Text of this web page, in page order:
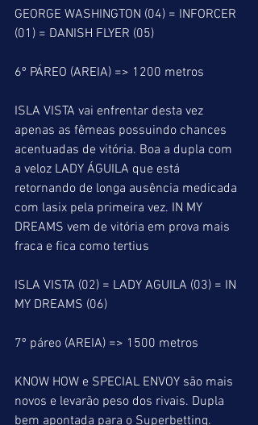
GEORGE WASHINGTON (04) = INFORCER
(01) = DANISH FLYER (05)
6º PÁREO (AREIA) => 1200 metros
ISLA VISTA vai enfrentar desta vez
apenas as fêmeas possuindo chances
acentuadas de vitória. Boa a dupla com
a veloz LADY ÁGUILA que está
retornando de longa ausência medicada
com lasix pela primeira vez. IN MY
DREAMS vem de vitória em prova mais
fraca e fica como tertius
ISLA VISTA (02) = LADY AGUILA (03) = IN
MY DREAMS (06)
7º páreo (AREIA) => 1500 metros
KNOW HOW e SPECIAL ENVOY são mais
novos e levarão peso dos rivais. Dupla
bem apontada para o Superbetting.